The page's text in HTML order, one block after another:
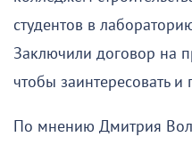
студентов в
Заключили договор на
чтобы заинтересовать
По мнению Дмитрия